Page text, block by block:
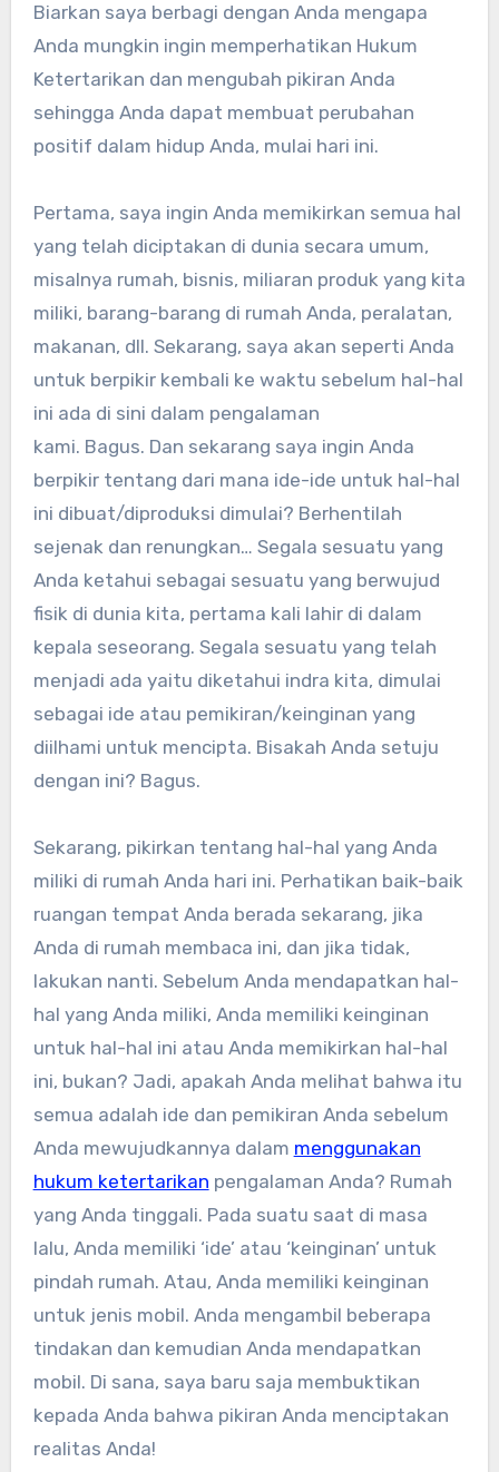
Biarkan saya berbagi dengan Anda mengapa
Anda mungkin ingin memperhatikan Hukum
Ketertarikan dan mengubah pikiran Anda
sehingga Anda dapat membuat perubahan
positif dalam hidup Anda, mulai hari ini.
Pertama, saya ingin Anda memikirkan semua hal
yang telah diciptakan di dunia secara umum,
misalnya rumah, bisnis, miliaran produk yang kita
miliki, barang-barang di rumah Anda, peralatan,
makanan, dll. Sekarang, saya akan seperti Anda
untuk berpikir kembali ke waktu sebelum hal-hal
ini ada di sini dalam pengalaman
kami. Bagus. Dan sekarang saya ingin Anda
berpikir tentang dari mana ide-ide untuk hal-hal
ini dibuat/diproduksi dimulai? Berhentilah
sejenak dan renungkan… Segala sesuatu yang
Anda ketahui sebagai sesuatu yang berwujud
fisik di dunia kita, pertama kali lahir di dalam
kepala seseorang. Segala sesuatu yang telah
menjadi ada yaitu diketahui indra kita, dimulai
sebagai ide atau pemikiran/keinginan yang
diilhami untuk mencipta. Bisakah Anda setuju
dengan ini? Bagus.
Sekarang, pikirkan tentang hal-hal yang Anda
miliki di rumah Anda hari ini. Perhatikan baik-baik
ruangan tempat Anda berada sekarang, jika
Anda di rumah membaca ini, dan jika tidak,
lakukan nanti. Sebelum Anda mendapatkan hal-
hal yang Anda miliki, Anda memiliki keinginan
untuk hal-hal ini atau Anda memikirkan hal-hal
ini, bukan? Jadi, apakah Anda melihat bahwa itu
semua adalah ide dan pemikiran Anda sebelum
Anda mewujudkannya dalam menggunakan
hukum ketertarikan pengalaman Anda? Rumah
yang Anda tinggali. Pada suatu saat di masa
lalu, Anda memiliki ‘ide’ atau ‘keinginan’ untuk
pindah rumah. Atau, Anda memiliki keinginan
untuk jenis mobil. Anda mengambil beberapa
tindakan dan kemudian Anda mendapatkan
mobil. Di sana, saya baru saja membuktikan
kepada Anda bahwa pikiran Anda menciptakan
realitas Anda!